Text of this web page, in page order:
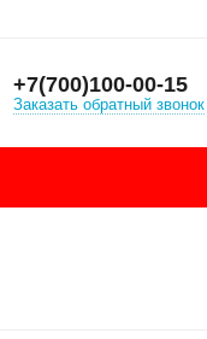
+7(700)100-00-15
Заказать обратный звонок